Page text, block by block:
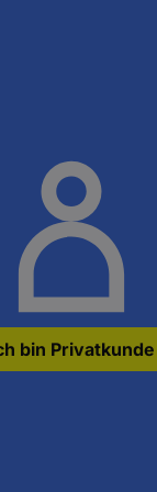
bin Privatkunde
Mehradrige
9 G